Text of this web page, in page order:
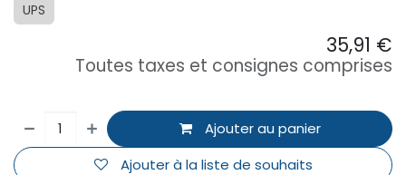
UPS
35,91 €
Toutes taxes et consignes comprises
Ajouter au panier
Ajouter à la liste de souhaits